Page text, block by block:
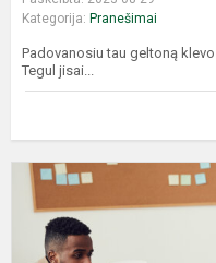
Kategorija: Pranešimai
Padovanosiu tau geltoną
Tegul jisai...